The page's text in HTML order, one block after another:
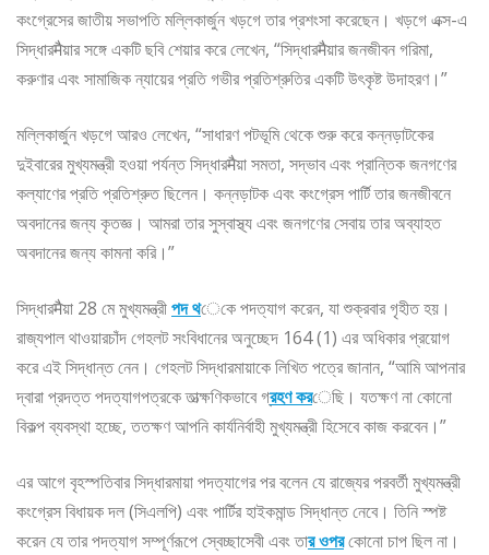
কংগ্রেসের জাতীয় সভাপতি মল্লিকার্জুন খড়গে তার প্রশংসা করেছেন। খড়গে এক্স-এ
সিদ্ধারमैয়ার সঙ্গে একটি ছবি শেয়ার করে লেখেন, “সিদ্ধারमैয়ার জনজীবন গরিমা,
করুণার এবং সামাজিক ন্যায়ের প্রতি গভীর প্রতিশ্রুতির একটি উৎকৃষ্ট উদাহরণ।”
মল্লিকার্জুন খড়গে আরও লেখেন, “সাধারণ পটভূমি থেকে শুরু করে কন্নড়াটকের
দুইবারের মুখ্যমন্ত্রী হওয়া পর্যন্ত সিদ্ধারमैয়া সমতা, সদ্ভাব এবং প্রান্তিক জনগণের
কল্যাণের প্রতি প্রতিশ্রুত ছিলেন। কন্নড়াটক এবং কংগ্রেস পার্টি তার জনজীবনে
অবদানের জন্য কৃতজ্ঞ। আমরা তার সুস্বাস্থ্য এবং জনগণের সেবায় তার অব্যাহত
অবদানের জন্য কামনা করি।”
সিদ্ধারमैয়া 28 মে মুখ্যমন্ত্রীপদ থেকে পদত্যাগ করেন, যা শুক্রবার গৃহীত হয়।
রাজ্যপাল থাওয়ারচাঁদ গেহলট সংবিধানের অনুচ্ছেদ 164 (1) এর অধিকার প্রয়োগ
করে এই সিদ্ধান্ত নেন। গেহলট সিদ্ধারমায়াকে লিখিত পত্রে জানান, “আমি আপনার
দ্বারা প্রদত্ত পদত্যাগপত্রকে তাত্ক্ষণিকভাবে গ্রহণ করেছি। যতক্ষণ না কোনো
বিকল্প ব্যবস্থা হচ্ছে, ততক্ষণ আপনি কার্যনির্বাহী মুখ্যমন্ত্রী হিসেবে কাজ করবেন।”
এর আগে বৃহস্পতিবার সিদ্ধারমায়া পদত্যাগের পর বলেন যে রাজ্যের পরবর্তী মুখ্যমন্ত্রী
কংগ্রেস বিধায়ক দল (সিএলপি) এবং পার্টির হাইকমান্ড সিদ্ধান্ত নেবে। তিনি স্পষ্ট
করেন যে তার পদত্যাগ সম্পূর্ণরূপে স্বেচ্ছাসেবী এবং তার ওপরকোনো চাপ ছিল না।